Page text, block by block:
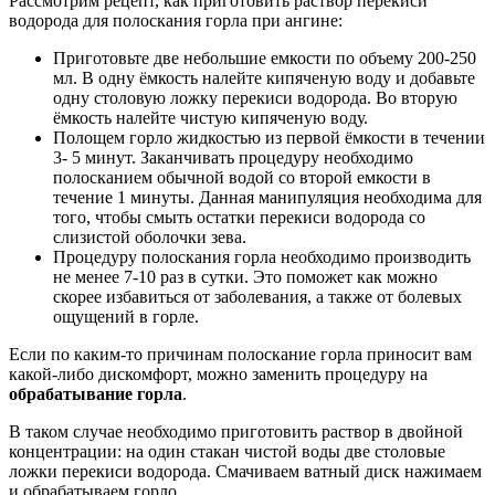
водорода для полоскания горла при ангине:
Приготовьте две небольшие емкости по объему 200-250
мл. В одну ёмкость налейте кипяченую воду и добавьте
одну столовую ложку перекиси водорода. Во вторую
ёмкость налейте чистую кипяченую воду.
Полощем горло жидкостью из первой ёмкости в течении
3- 5 минут. Заканчивать процедуру необходимо
полосканием обычной водой со второй емкости в
течение 1 минуты. Данная манипуляция необходима для
того, чтобы смыть остатки перекиси водорода со
слизистой оболочки зева.
Процедуру полоскания горла необходимо производить
не менее 7-10 раз в сутки. Это поможет как можно
скорее избавиться от заболевания, а также от болевых
ощущений в горле.
Если по каким-то причинам полоскание горла приносит вам
какой-либо дискомфорт, можно заменить процедуру на
обрабатывание горла.
В таком случае необходимо приготовить раствор в двойной
концентрации: на один стакан чистой воды две столовые
ложки перекиси водорода. Смачиваем ватный диск нажимаем